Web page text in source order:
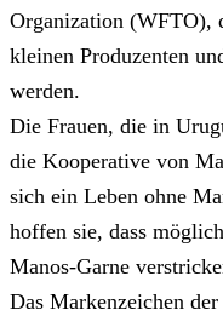
Organization (WFTO),
kleinen Produzenten
werden.
Die Frauen, die in
die Kooperative von
sich ein Leben ohne
hoffen sie, dass
Manos-Garne
Das Markenzeichen